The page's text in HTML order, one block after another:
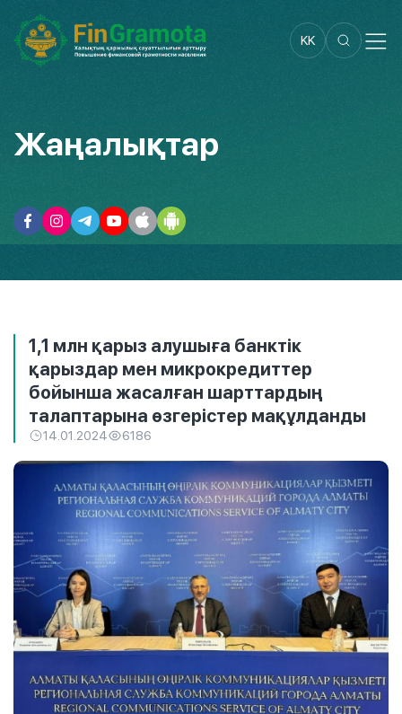
KK
Жаңалықтар
1,1 млн қарыз алушыға банктік
қарыздар мен микрокредиттер
бойынша жасалған шарттардың
талаптарына өзгерістер мақұлданды
14.01.2024 6186